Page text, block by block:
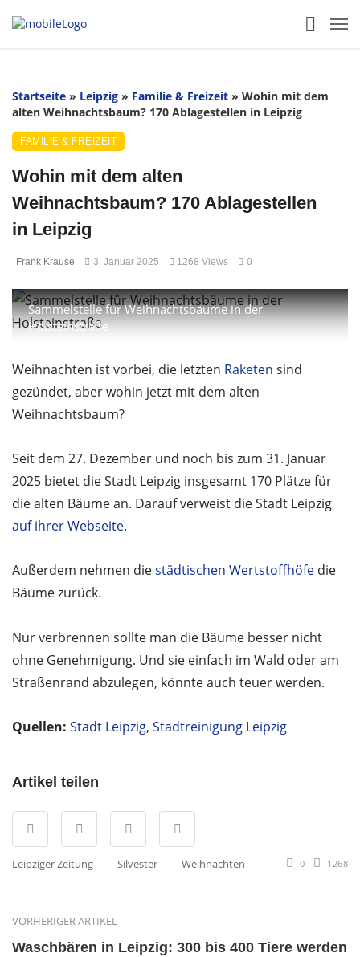
Startseite » Leipzig » Familie & Freizeit » Wohin mit dem
alten Weihnachtsbaum? 170 Ablagestellen in Leipzig
FAMILIE & FREIZEIT
Wohin mit dem alten
Weihnachtsbaum? 170 Ablagestellen
in Leipzig
Frank Krause 3. Januar 2025 1268 Views 0
Sammelstelle für Weihnachtsbäume in der
Holsteinstraße
Weihnachten ist vorbei, die letzten Raketen sind
gezündet, aber wohin jetzt mit dem alten
Weihnachtsbaum?
Seit dem 27. Dezember und noch bis zum 31. Januar
2025 bietet die Stadt Leipzig insgesamt 170 Plätze für
die alten Bäume an. Darauf verweist die Stadt Leipzig
auf ihrer Webseite.
Außerdem nehmen diestädtischen Wertstoffhöfe die
Bäume zurück.
Nur verbrennen sollte man die Bäume besser nicht
ohne Genehmigung. Und sie einfach im Wald oder am
Straßenrand abzulegen, könnte auch teuer werden.
Quellen: Stadt Leipzig, Stadtreinigung Leipzig
Artikel teilen
Leipziger Zeitung Silvester Weihnachten 0 1268
VORHERIGER ARTIKEL
Waschbären in Leipzig: 300 bis 400 Tiere werden